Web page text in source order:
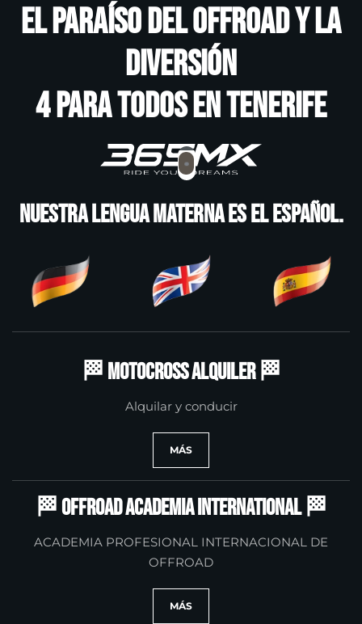
El paraíso del offroad y la
diversión
4 PARA TODOS en Tenerife
Nuestra lengua materna es el español.
🏁 Motocross Alquiler 🏁
Alquilar y conducir
MÁS
🏁 Offroad Academia International 🏁
ACADEMIA PROFESIONAL INTERNACIONAL DE
OFFROAD
MÁS